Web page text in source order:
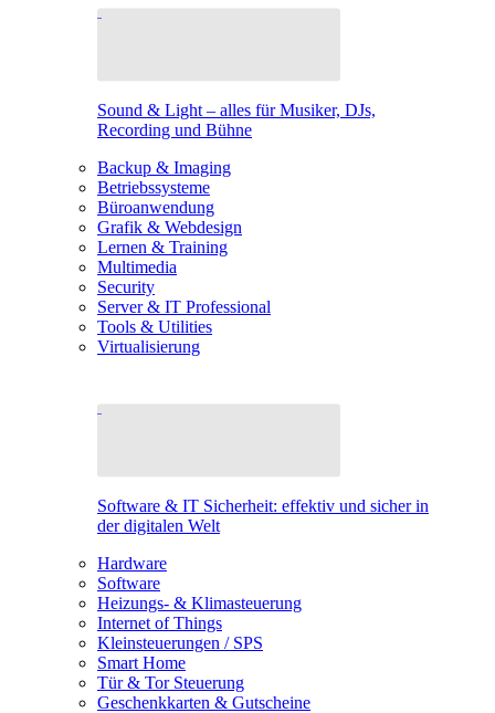
Sound & Light – alles für Musiker, DJs,
Recording und Bühne
Backup & Imaging
Betriebssysteme
Büroanwendung
Grafik & Webdesign
Lernen & Training
Multimedia
Security
Server & IT Professional
Tools & Utilities
Virtualisierung
Software & IT Sicherheit: effektiv und sicher in
der digitalen Welt
Hardware
Software
Heizungs- & Klimasteuerung
Internet of Things
Kleinsteuerungen / SPS
Smart Home
Tür & Tor Steuerung
Geschenkkarten & Gutscheine